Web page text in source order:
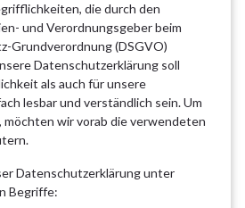
die durch den
und Verordnungsgeber beim
Grundverordnung (DSGVO)
Datenschutzerklärung soll
als auch für unsere
lesbar und verständlich sein. Um
möchten wir vorab die verwendeten
Datenschutzerklärung unter
Begriffe: